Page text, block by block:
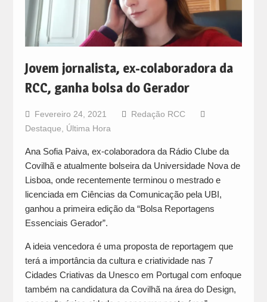
Jovem jornalista, ex-colaboradora da
RCC, ganha bolsa do Gerador
Fevereiro 24, 2021
Redação RCC
Destaque
Última Hora
Ana Sofia Paiva, ex-colaboradora da Rádio Clube da
Covilhã e atualmente bolseira da Universidade Nova de
Lisboa, onde recentemente terminou o mestrado e
licenciada em Ciências da Comunicação pela UBI,
ganhou a primeira edição da “Bolsa Reportagens
Essenciais Gerador”.
A ideia vencedora é uma proposta de reportagem que
terá a importância da cultura e criatividade nas 7
Cidades Criativas da Unesco em Portugal com enfoque
também na candidatura da Covilhã na área do Design,